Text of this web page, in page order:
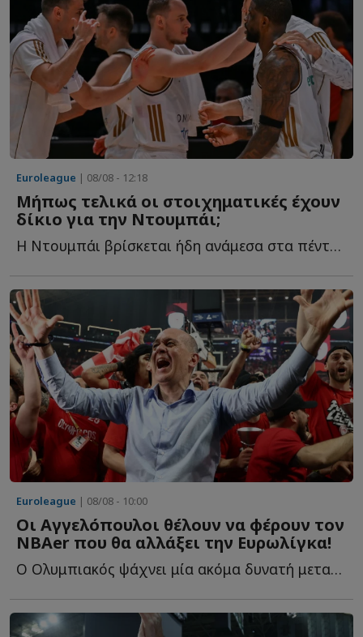
Euroleague | 08/08 - 12:18
Μήπως τελικά οι στοιχηματικές έχουν
δίκιο για την Ντουμπάι;
Η Ντουμπάι βρίσκεται ήδη ανάμεσα στα πέντε μεγαλύτερα φ...
Euroleague | 08/08 - 10:00
Οι Αγγελόπουλοι θέλουν να φέρουν τον
NBAer που θα αλλάξει την Ευρωλίγκα!
Ο Ολυμπιακός ψάχνει μία ακόμα δυνατή μεταγραφή και ξ...